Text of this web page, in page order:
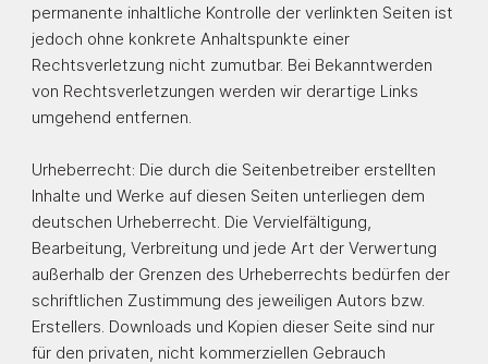
permanente inhaltliche Kontrolle der verlinkten Seiten ist
jedoch ohne konkrete Anhaltspunkte einer
Rechtsverletzung nicht zumutbar. Bei Bekanntwerden
von Rechtsverletzungen werden wir derartige Links
umgehend entfernen.
Urheberrecht: Die durch die Seitenbetreiber erstellten
Inhalte und Werke auf diesen Seiten unterliegen dem
deutschen Urheberrecht. Die Vervielfältigung,
Bearbeitung, Verbreitung und jede Art der Verwertung
außerhalb der Grenzen des Urheberrechts bedürfen der
schriftlichen Zustimmung des jeweiligen Autors bzw.
Erstellers. Downloads und Kopien dieser Seite sind nur
für den privaten, nicht kommerziellen Gebrauch